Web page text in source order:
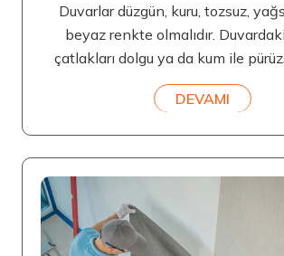
Duvarlar düzgün, kuru, tozsuz,
beyaz renkte olmalıdır.
çatlakları dolgu ya da kum ile
DEVAMI